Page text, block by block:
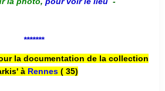
*******
la documentation de la collection
à Rennes( 35)